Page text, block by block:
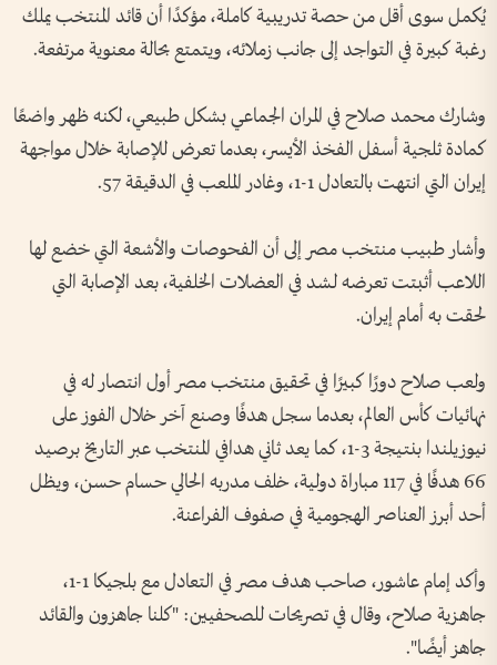
يُكمل سوى أقل من حصة تدريبية كاملة، مؤكدًا أن قائد المنتخب يملك
رغبة كبيرة في التواجد إلى جانب زملائه، ويتمتع بحالة معنوية مرتفعة.
وشارك محمد صلاح في المران الجماعي بشكل طبيعي، لكنه ظهر واضعًا
كمادة ثلجية أسفل الفخذ الأيسر، بعدما تعرض للإصابة خلال مواجهة
إيران التي انتهت بالتعادل 1-1، وغادر الملعب في الدقيقة 57.
وأشار طبيب منتخب مصر إلى أن الفحوصات والأشعة التي خضع لها
اللاعب أثبتت تعرضه لشد في العضلات الخلفية، بعد الإصابة التي
لحقت به أمام إيران.
ولعب صلاح دورًا كبيرًا في تحقيق منتخب مصر أول انتصار له في
نهائيات كأس العالم، بعدما سجل هدفًا وصنع آخر خلال الفوز على
نيوزيلندا بنتيجة 3-1، كما يعد ثاني هدافي المنتخب عبر التاريخ برصيد
66 هدفًا في 117 مباراة دولية، خلف مدربه الحالي حسام حسن، ويظل
أحد أبرز العناصر الهجومية في صفوف الفراعنة.
وأكد إمام عاشور، صاحب هدف مصر في التعادل مع بلجيكا 1-1،
جاهزية صلاح، وقال في تصريحات للصحفيين: "كلنا جاهزون والقائد
جاهز أيضًا".